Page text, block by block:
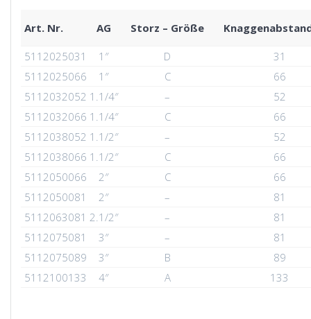
Art. Nr. AG Storz – Größe
5112025031 1″ D
31
5112025066
1″ C
66
5112032052 1.1/4″ –
52
5112032066 1.1/4″ C
66
5112038052 1.1/2″ –
52
5112038066 1.1/2″ C
66
5112050066
2″ C
66
5112050081
2″ –
81
5112063081 2.1/2″ –
81
5112075081
3″ –
81
5112075089
3″ B
89
5112100133
4″ A 133